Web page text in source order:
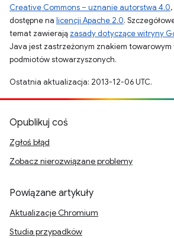
Creative Commons – uznanie autorstwa 4.0
dostępne na licencji Apache 2.0.
temat zawierają zasady dotyczące witryny
Java jest zastrzeżonym znakiem towarowym
podmiotów stowarzyszonych.
Ostatnia aktualizacja: 2013-12-06 UTC.
Opublikuj coś
Zgłoś błąd
Zobacz nierozwiązane problemy
Powiązane artykuły
Aktualizacje Chromium
Studia przypadków